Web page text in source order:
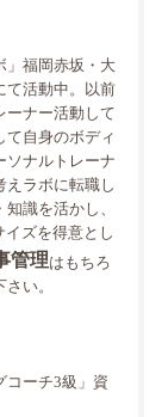
」福岡赤坂・大
て活動中。以前
ーナー活動して
て自身のボディ
ソナルトレーナ
えラボに転職し
識を活かし、
ズを得意とし
管理はもちろ
い。
コーチ3級」資